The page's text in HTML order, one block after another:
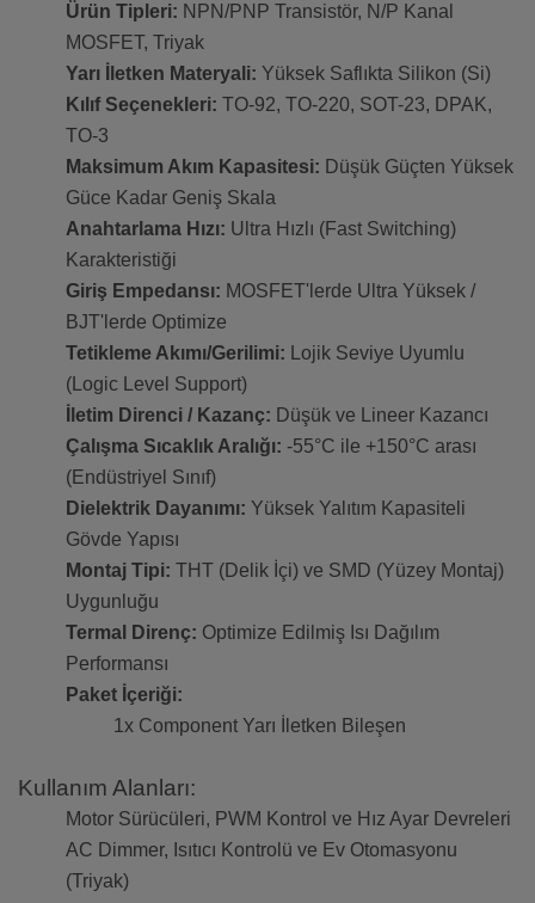
Ürün Tipleri: NPN/PNP Transistör, N/P Kanal
MOSFET, Triyak
Yarı İletken Materyali: Yüksek Saflıkta Silikon (Si)
Kılıf Seçenekleri: TO-92, TO-220, SOT-23, DPAK,
TO-3
Maksimum Akım Kapasitesi: Düşük Güçten Yüksek
Güce Kadar Geniş Skala
Anahtarlama Hızı: Ultra Hızlı (Fast Switching)
Karakteristiği
Giriş Empedansı: MOSFET'lerde Ultra Yüksek /
BJT'lerde Optimize
Tetikleme Akımı/Gerilimi: Lojik Seviye Uyumlu
(Logic Level Support)
İletim Direnci / Kazanç: Düşük ve Lineer Kazancı
Çalışma Sıcaklık Aralığı: -55°C ile +150°C arası
(Endüstriyel Sınıf)
Dielektrik Dayanımı: Yüksek Yalıtım Kapasiteli
Gövde Yapısı
Montaj Tipi: THT (Delik İçi) ve SMD (Yüzey Montaj)
Uygunluğu
Termal Direnç: Optimize Edilmiş Isı Dağılım
Performansı
Paket İçeriği:
1x Component Yarı İletken Bileşen
Kullanım Alanları:
Motor Sürücüleri, PWM Kontrol ve Hız Ayar Devreleri
AC Dimmer, Isıtıcı Kontrolü ve Ev Otomasyonu
(Triyak)